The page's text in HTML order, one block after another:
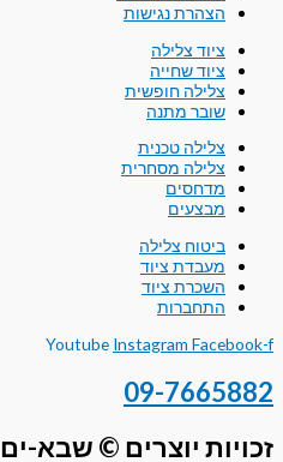
הצהרת נגישות
ציוד צלילה
ציוד שחייה
צלילה חופשית
שובר מתנה
צלילה טכנית
צלילה מסחרית
מדחסים
מבצעים
ביטוח צלילה
מעבדת ציוד
השכרת ציוד
התחברות
Youtube Instagram Facebook-f
09-7665882
זכויות יוצרים © שבא-ים 2026